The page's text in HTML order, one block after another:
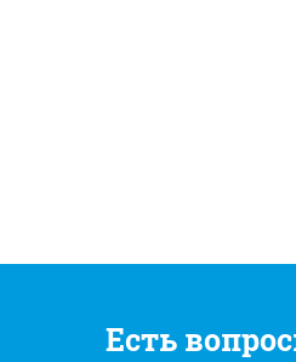
Есть